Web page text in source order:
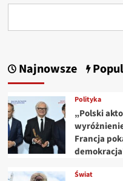
Najnowsze
Polityka
„Polski
Francja
Świat